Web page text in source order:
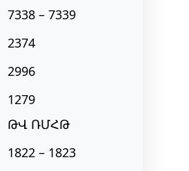
7338 – 7339
2374
2996
1279
ԹՎ ՌՄՀԹ
1822 – 1823